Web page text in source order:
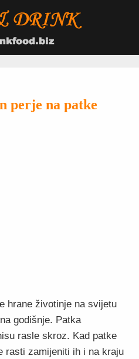
perje na patke
hrane životinje na svijetu
godišnje. Patka
rasle skroz. Kad patke
rasti zamijeniti ih i na kraju